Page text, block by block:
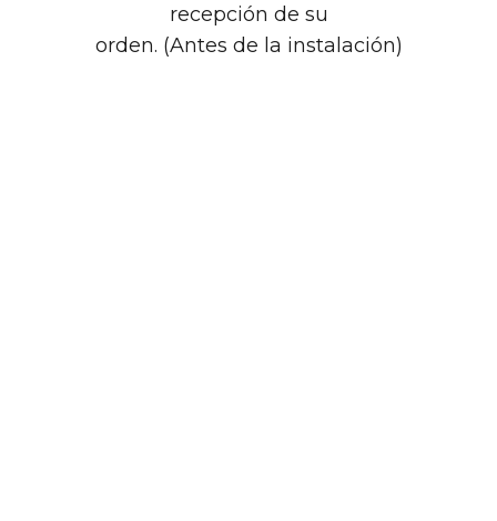
recepción de su
orden. (Antes de la instalación)